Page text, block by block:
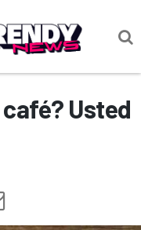
Usted